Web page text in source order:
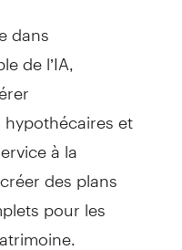
dans
de l’IA,
et
à la
des plans
pour les